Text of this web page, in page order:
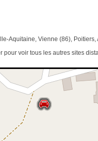
Aquitaine, Vienne (86),
pour voir tous les autres sites